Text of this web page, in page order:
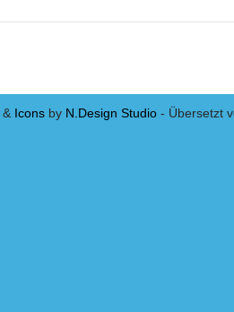
& Icons by N.Design Studio - Übersetzt